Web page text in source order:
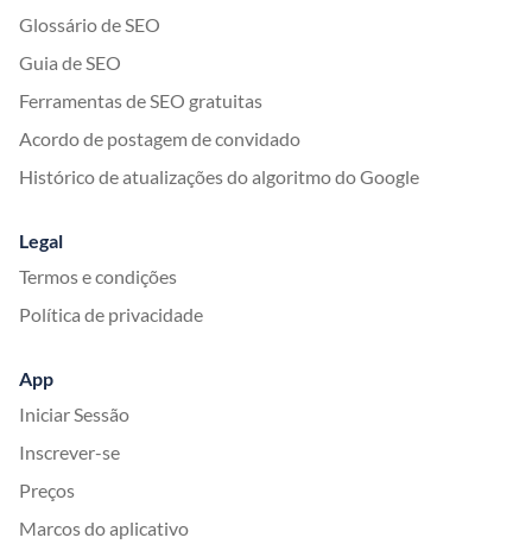
Glossário de SEO
Guia de SEO
Ferramentas de SEO gratuitas
Acordo de postagem de convidado
Histórico de atualizações do algoritmo do Google
Legal
Termos e condições
Política de privacidade
App
Iniciar Sessão
Inscrever-se
Preços
Marcos do aplicativo